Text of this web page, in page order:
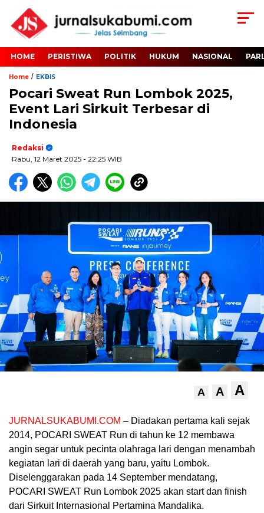
HOME PERISTIWA POLITIK HUKUM NASIONAL
Home / EKBIS
Pocari Sweat Run Lombok 2025,
Event Lari Sirkuit Terbesar di
Indonesia
Redaksi
Rabu, 12 Maret 2025 - 22:25 WIB
A A A
JURNALSUKABUMI.COM – Diadakan pertama kali sejak
2014, POCARI SWEAT Run di tahun ke 12 membawa
angin segar untuk pecinta olahraga lari dengan menambah
kegiatan lari di daerah yang baru, yaitu Lombok.
Diselenggarakan pada 14 September mendatang,
POCARI SWEAT Run Lombok 2025 akan start dan finish
dari Sirkuit Internasional Pertamina Mandalika.